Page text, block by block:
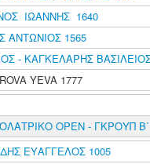
ΙΩΑΝΝΗΣ 1640
ΑΝΤΩΝΙΟΣ 1565
- ΚΑΓΚΕΛΑΡΗΣ
YEVA 1777
ΟΡΕΝ - ΓΚΡΟΥΠ Β΄
ΕΥΑΓΓΕΛΟΣ 1005